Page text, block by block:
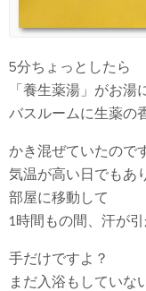
5分ちょっとしたら
「養生薬湯」がお湯
バスルームに生薬の
かき混ぜていたので
気温が高い日でもあ
部屋に移動して
1時間もの間、汗が
手だけですよ？
まだ入浴もしていな